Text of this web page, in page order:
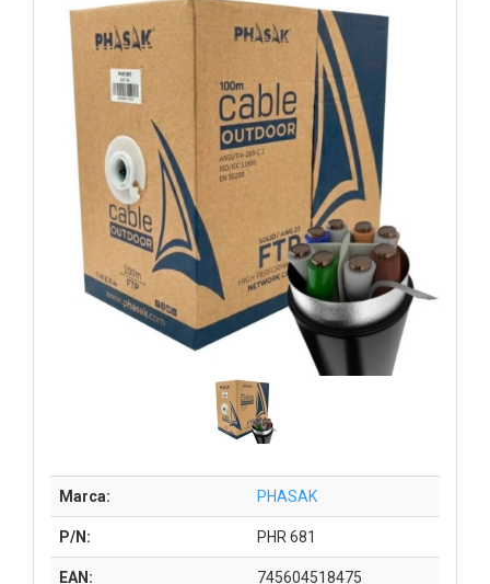
Marca: PHASAK
P/N: PHR 681
EAN: 745604518475